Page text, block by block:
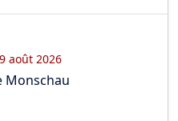
août 2026
Monschau